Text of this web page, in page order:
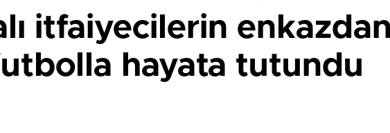
itfaiyecilerin enkazdan
hayata tutundu